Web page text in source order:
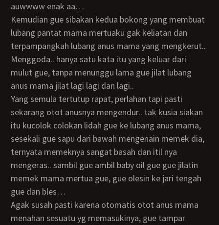
auwwww enak aa…
Kemudian gue sibakan kedua bokong yang membuat
lubang pantat mama mertuaku gak keliatan dan
terpampangkah lubang anus mama yang mengkerut..
Menggoda.. hanya satu kata itu yang keluar dari
mulut gue, tanpa menunggu lama gue jilat lubang
anus mama jilat lagi lagi dan lagi..
Yang semula tertutup rapat, perlahan tapi pasti
sekarang otot anusnya mengendur.. tak kusia siakan
itu kucolok colokan lidah gue ke lubang anus mama,
sesekali gue sapu dari bawah mengenain memek dia,
ternyata memeknya sangat basah dan itil nya
mengeras.. sambil gue ambil baby oil gue gue jilatin
memek mama mertua gue, gue olesin ke jari tengah
gue dan bles…
Agak susah pasti karena otomatis otot anus mama
menahan sesuatu yg memasukinya, gue tampar